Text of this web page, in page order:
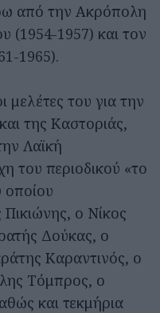
από την Ακρόπολη
(1954-1957) και τον
1965).
μελέτες του για την
της Καστοριάς,
Λαϊκή
του περιοδικού «το
οποίου
ο Νίκος
Δούκας, ο
Καραντινός, ο
Τόμπρος, ο
και τεκμήρια